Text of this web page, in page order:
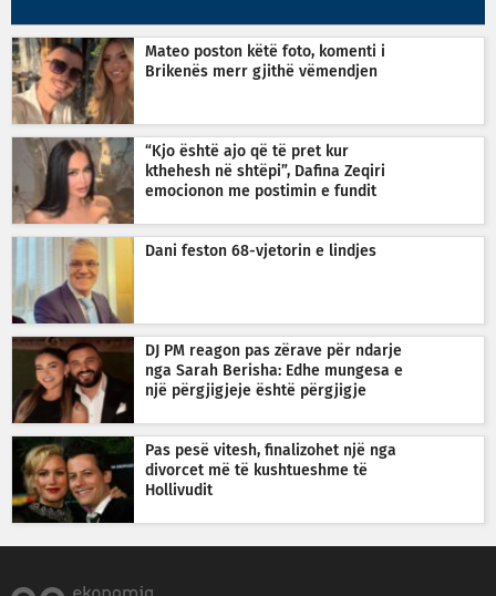
Mateo poston këtë foto, komenti i
Brikenës merr gjithë vëmendjen
“Kjo është ajo që të pret kur
kthehesh në shtëpi”, Dafina Zeqiri
emocionon me postimin e fundit
Dani feston 68-vjetorin e lindjes
DJ PM reagon pas zërave për ndarje
nga Sarah Berisha: Edhe mungesa e
një përgjigjeje është përgjigje
Pas pesë vitesh, finalizohet një nga
divorcet më të kushtueshme të
Hollivudit